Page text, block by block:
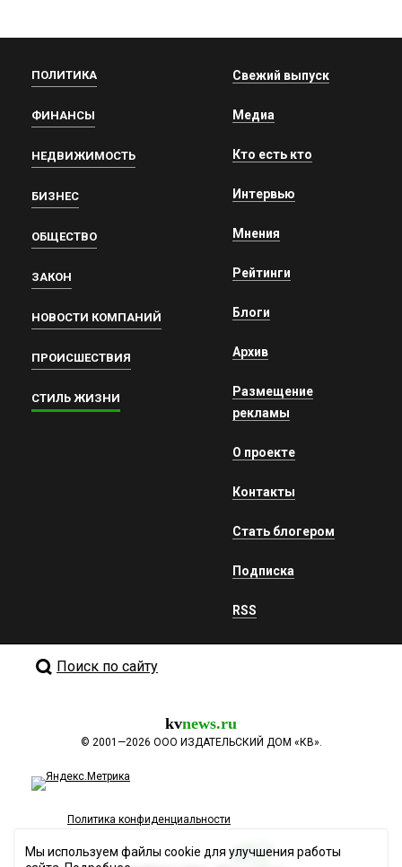
ПОЛИТИКА
ФИНАНСЫ
НЕДВИЖИМОСТЬ
БИЗНЕС
ОБЩЕСТВО
ЗАКОН
НОВОСТИ КОМПАНИЙ
ПРОИСШЕСТВИЯ
СТИЛЬ ЖИЗНИ
Свежий выпуск
Медиа
Кто есть кто
Интервью
Мнения
Рейтинги
Блоги
Архив
Размещение
рекламы
О проекте
Контакты
Стать блогером
Подписка
RSS
Поиск по сайту
kvnews.ru
© 2001—2026 ООО ИЗДАТЕЛЬСКИЙ ДОМ «КВ».
Политика конфиденциальности
Мы используем файлы cookie для улучшения работы